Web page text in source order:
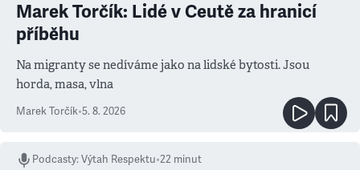
Marek Torčík: Lidé v Ceutě za hranicí
příběhu
Na migranty se nedíváme jako na lidské bytosti. Jsou
horda, masa, vlna
Marek Torčík•5. 8. 2026
Podcasty:Výtah Respektu•22 minut